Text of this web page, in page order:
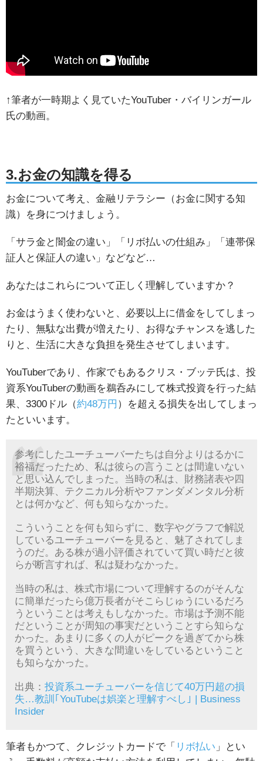
↑筆者が一時期よく見ていたYouTuber・バイリンガール
氏の動画。
3.お金の知識を得る
お金について考え、金融リテラシー（お金に関する知
識）を身につけましょう。
「サラ金と闇金の違い」「リボ払いの仕組み」「連帯保
証人と保証人の違い」などなど…
あなたはこれらについて正しく理解していますか？
お金はうまく使わないと、必要以上に借金をしてしまっ
たり、無駄な出費が増えたり、お得なチャンスを逃した
りと、生活に大きな負担を発生させてしまいます。
YouTuberであり、作家でもあるクリス・ブッテ氏は、投
資系YouTuberの動画を鵜呑みにして株式投資を行った結
果、3300ドル（約48万円 ）を超える損失を出してしまっ
たといいます。
参考にしたユーチューバーたちは自分よりはるかに
裕福だったため、私は彼らの言うことは間違いない
と思い込んでしまった。当時の私は、財務諸表や四
半期決算、テクニカル分析やファンダメンタル分析
とは何かなど、何も知らなかった。
こういうことを何も知らずに、数字やグラフで解説
しているユーチューバーを見ると、魅了されてしま
うのだ。ある株が過小評価されていて買い時だと彼
らが断言すれば、私は疑わなかった。
当時の私は、株式市場について理解するのがそんな
に簡単だったら億万長者がそこらじゅうにいるだろ
うということは考えもしなかった。市場は予測不能
だということが周知の事実だということすら知らな
かった。あまりに多くの人がピークを過ぎてから株
を買うという、大きな間違いをしているということ
も知らなかった。
出典： 投資系ユーチューバーを信じて40万円超の損
失…教訓｢YouTubeは娯楽と理解すべし｣ | Business
Insider
筆者もかつて、クレジットカードで「 リボ払い 」とい